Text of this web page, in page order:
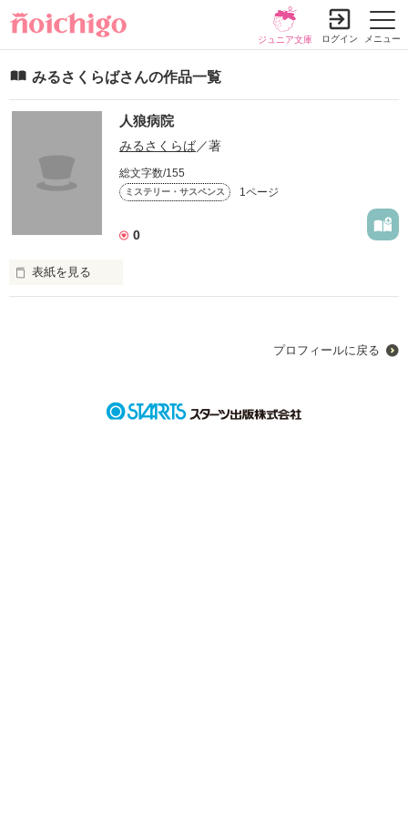
メニュー
ジュニア文庫 ログイン
みるさくらばさんの作品一覧
人狼病院
みるさくらば／著
総文字数/155
ミステリー・サスペンス 1ページ
0
表紙を見る
プロフィールに戻る